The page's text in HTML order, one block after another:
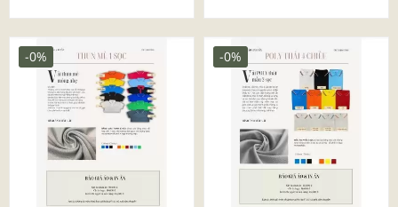
-0% -0%